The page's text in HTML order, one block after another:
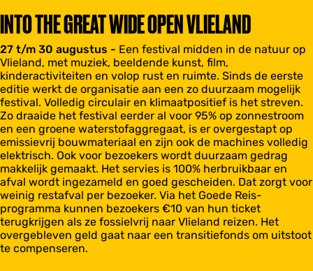
INTO THE GREAT WIDE OPEN VLIELAND
27 t/m 30 augustus - Een festival midden in de natuur op
Vlieland, met muziek, beeldende kunst, film,
kinderactiviteiten en volop rust en ruimte. Sinds de eerste
editie werkt de organisatie aan een zo duurzaam mogelijk
festival. Volledig circulair en klimaatpositief is het streven.
Zo draaide het festival eerder al voor 95% op zonnestroom
en een groene waterstofaggregaat, is er overgestapt op
emissievrij bouwmateriaal en zijn ook de machines volledig
elektrisch. Ook voor bezoekers wordt duurzaam gedrag
makkelijk gemaakt. Het servies is 100% herbruikbaar en
afval wordt ingezameld en goed gescheiden. Dat zorgt voor
weinig restafval per bezoeker. Via het Goede Reis-
programma kunnen bezoekers €10 van hun ticket
terugkrijgen als ze fossielvrij naar Vlieland reizen. Het
overgebleven geld gaat naar een transitiefonds om uitstoot
te compenseren.